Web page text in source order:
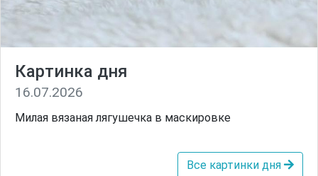
Картинка дня
16.07.2026
Милая вязаная лягушечка в маскировке
Все картинки дня